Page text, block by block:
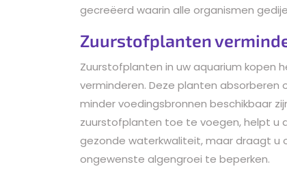
gecreëerd waarin alle organismen
Zuurstofplanten
Zuurstofplanten in uw aquarium kopen
verminderen. Deze planten
minder voedingsbronnen beschikbaar
zuurstofplanten toe te voegen, helpt u
gezonde waterkwaliteit, maar draagt u
ongewenste algengroei te beperken.